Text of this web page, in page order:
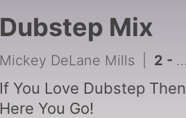
Dubstep Mix
Mickey DeLane Mills 2 - Dubstep Mix
If You Love Dubstep Then
Here You Go!